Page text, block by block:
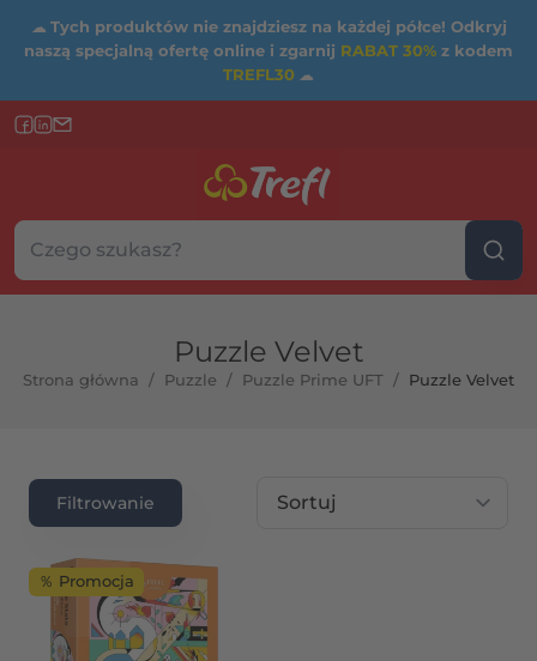
☁ Tych produktów nie znajdziesz na każdej półce! Odkryj
naszą specjalną ofertę online i zgarnij RABAT 30% z kodem
TREFL30 ☁
Szukaj w sklepie...
Wybierz kategorię
Puzzle Velvet
Strona główna / Puzzle / Puzzle Prime UFT / Puzzle Velvet
Filtrowanie
Sortuj wg
％ Promocja